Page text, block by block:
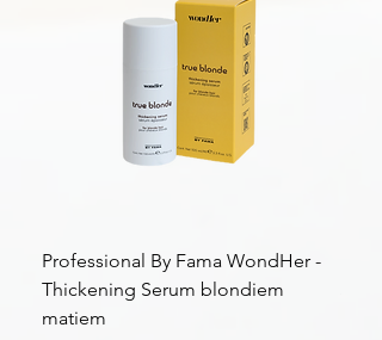
Professional By Fama WondHer -
Thickening Serum blondiem
matiem